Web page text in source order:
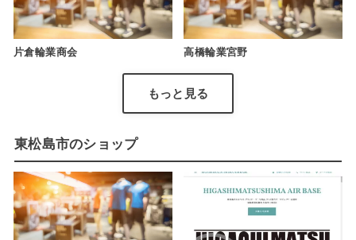
片倉輪業商会 高橋輪業宮野
もっと見る
東松島市のショップ